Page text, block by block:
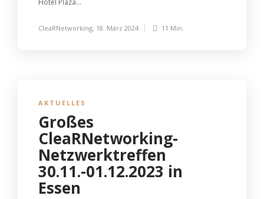
Hotel Plaza...
CleaRNetworking, 18. März 2024 11 Min.
AKTUELLES
Großes
CleaRNetworking-
Netzwerktreffen
30.11.-01.12.2023 in
Essen